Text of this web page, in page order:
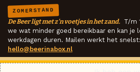
ZOMERSTAND
De Beer ligt met z'n voetjes in het zand. T/m
we wat minder goed bereikbaar en kan je
werkdagen duren. Mailen werkt het snelst:
hello@beerinabox.nl